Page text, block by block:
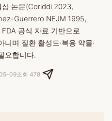
논문(Coriddi 2023,
Guerrero NEJM 1995,
공식 자료 기반으로
며 질환 활성도·복용 약물·
요합니다.
09조회 478